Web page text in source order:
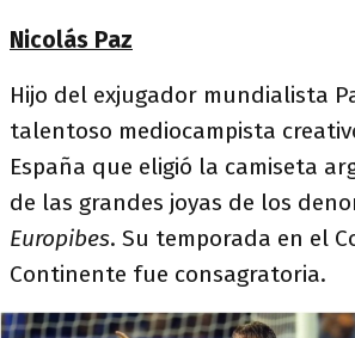
Nicolás Paz
Hijo del exjugador mundialista
talentoso mediocampista
España que eligió la camiseta
de las grandes joyas de los
Europibes. Su temporada en el
Continente fue consagratoria.